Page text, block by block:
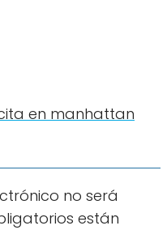
en manhattan
no será
están